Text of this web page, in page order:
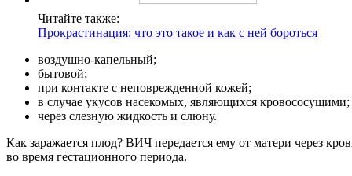
Читайте также:
Прокрастинация: что это такое и как с ней бороться
воздушно-капельный;
бытовой;
при контакте с неповрежденной кожей;
в случае укусов насекомых, являющихся кровососущими;
через слезную жидкость и слюну.
Как заражается плод? ВИЧ передается ему от матери через
во время гестационного периода.